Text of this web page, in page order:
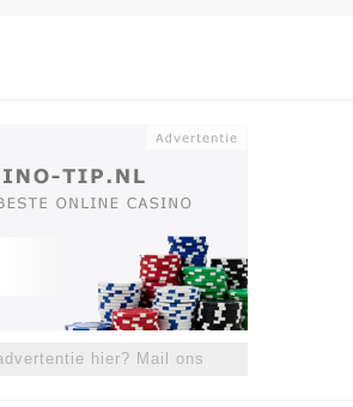
hier? Mail ons